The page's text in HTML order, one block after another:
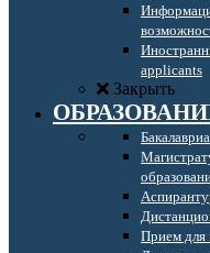
applicants
Закрыть
Прием для